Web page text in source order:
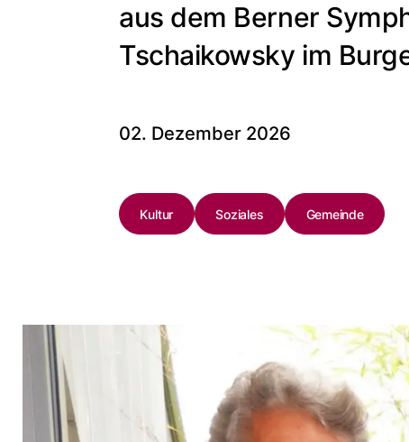
aus dem Berner
Tschaikowsky im
02. Dezember 2026
Kultur Soziales Gemeinde